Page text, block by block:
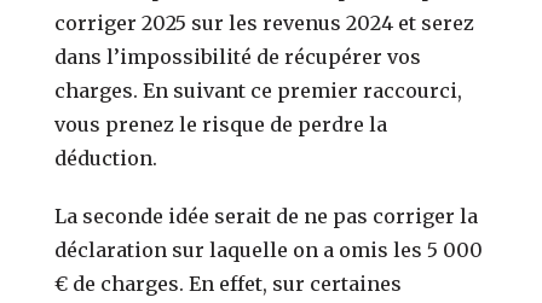
corriger 2025 sur les revenus 2024 et serez
dans l’impossibilité de récupérer vos
charges. En suivant ce premier raccourci,
vous prenez le risque de perdre la
déduction.
La seconde idée serait de ne pas corriger la
déclaration sur laquelle on a omis les 5 000
€ de charges. En effet, sur certaines